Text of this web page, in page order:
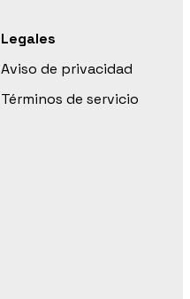
Legales
Aviso de privacidad
Términos de servicio